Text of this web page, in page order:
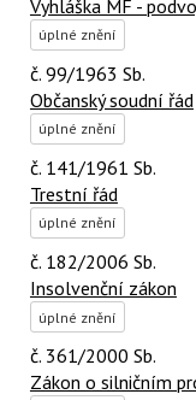
Vyhláška MF -
úplné znění
č. 99/1963 Sb.
Občanský soudní řád
úplné znění
č. 141/1961 Sb.
Trestní řád
úplné znění
č. 182/2006 Sb.
Insolvenční zákon
úplné znění
č. 361/2000 Sb.
Zákon o silničním